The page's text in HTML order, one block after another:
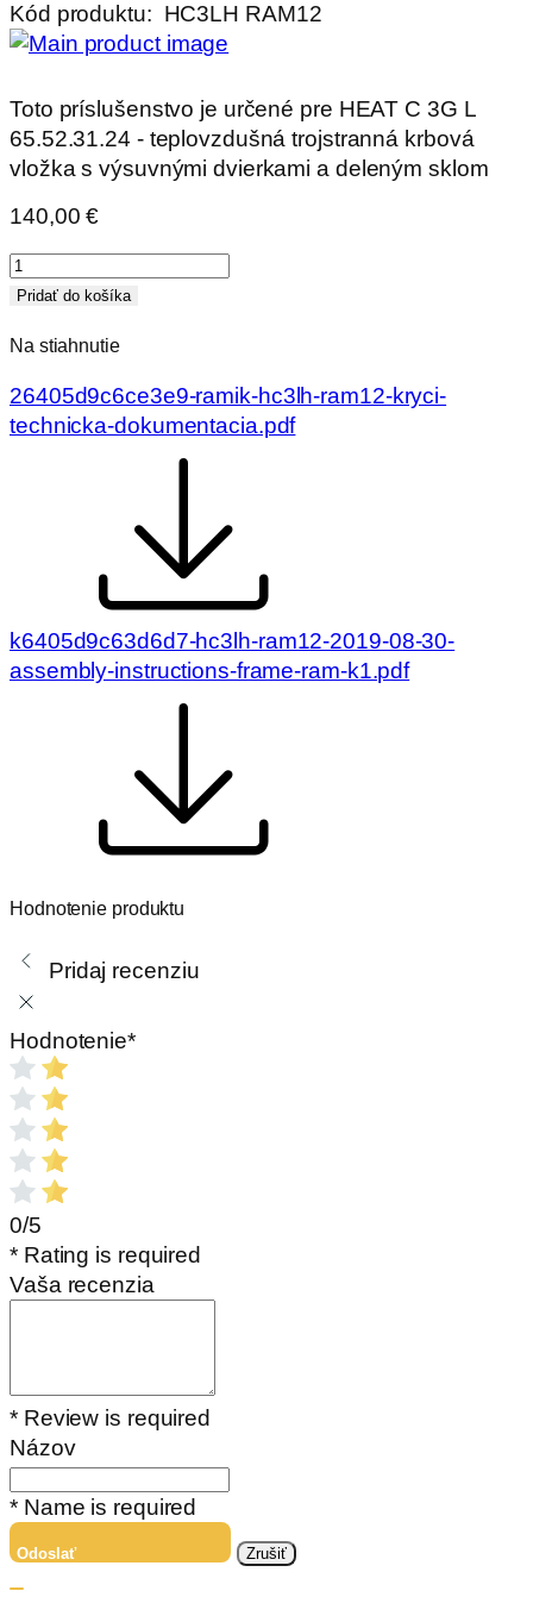
Kód produktu: HC3LH RAM12
Toto príslušenstvo je určené pre HEAT C 3G L
65.52.31.24 - teplovzdušná trojstranná krbová
vložka s výsuvnými dvierkami a deleným sklom
140,00€
množstvo
RÁMIK
RAM12
krycí
Pridať do košíka
Na stiahnutie
26405d9c6ce3e9-ramik-hc3lh-ram12-kryci-
technicka-dokumentacia.pdf
k6405d9c63d6d7-hc3lh-ram12-2019-08-30-
assembly-instructions-frame-ram-k1.pdf
Hodnotenie produktu
Pridaj recenziu
Hodnotenie*
0/5
* Rating is required
Vaša recenzia
* Review is required
Názov
* Name is required
Odoslať Zrušiť